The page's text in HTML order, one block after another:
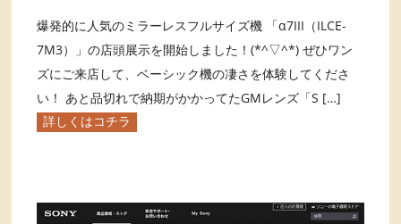
爆発的に人気のミラーレスフルサイズ機 「α7III（ILCE-
7M3）」の店頭展示を開始しました！(*^▽^*) ぜひワン
ズにご来店して、ベーシック機の凄さを体験してくださ
い！ あと品切れで納期がかかってたGMレンズ「S […]
詳しくはコチラ